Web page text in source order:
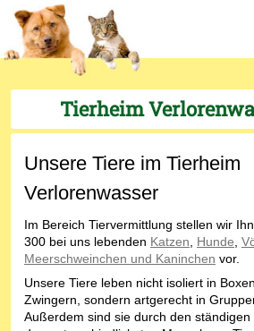
Tierheim
Unsere Tiere im Tierheim
Verlorenwasser
Im Bereich Tiervermittlung stellen wir
300 bei uns lebenden Katzen Hunde
Meerschweinchen und Kaninchen vor.
Unsere Tiere leben nicht isoliert in
Zwingern, sondern artgerecht in
Außerdem sind sie durch den